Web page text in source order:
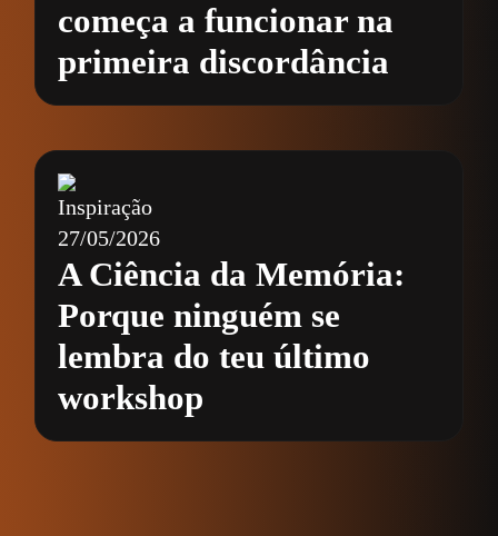
começa a funcionar na
primeira discordância
Inspiração
27/05/2026
A Ciência da Memória:
Porque ninguém se
lembra do teu último
workshop